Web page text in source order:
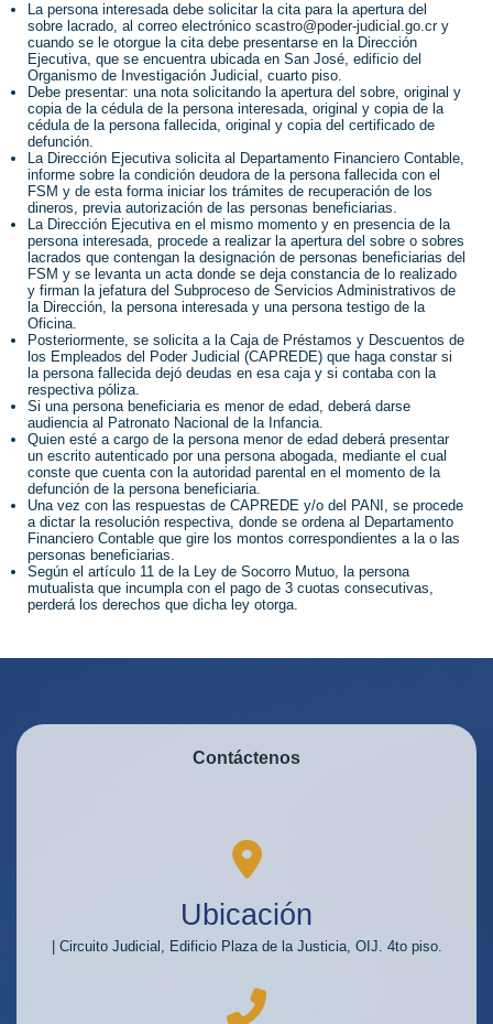
La persona interesada debe solicitar la cita para la apertura del
sobre lacrado, al correo electrónico scastro@poder-judicial.go.cry
cuando se le otorgue la cita debe presentarse en la Dirección
Ejecutiva, que se encuentra ubicada en San José, edificio del
Organismo de Investigación Judicial, cuarto piso.
Debe presentar: una nota solicitando la apertura del sobre, original y
copia de la cédula de la persona interesada, original y copia de la
cédula de la persona fallecida, original y copia del certificado de
defunción.
La Dirección Ejecutiva solicita al Departamento Financiero Contable,
informe sobre la condición deudora de la persona fallecida con el
FSM y de esta forma iniciar los trámites de recuperación de los
dineros, previa autorización de las personas beneficiarias.
La Dirección Ejecutiva en el mismo momento y en presencia de la
persona interesada, procede a realizar la apertura del sobre o sobres
lacrados que contengan la designación de personas beneficiarias del
FSM y se levanta un acta donde se deja constancia de lo realizado
y firman la jefatura del Subproceso de Servicios Administrativos de
la Dirección, la persona interesada y una persona testigo de la
Oficina.
Posteriormente, se solicita a la Caja de Préstamos y Descuentos de
los Empleados del Poder Judicial (CAPREDE) que haga constar si
la persona fallecida dejó deudas en esa caja y si contaba con la
respectiva póliza.
Si una persona beneficiaria es menor de edad, deberá darse
audiencia al Patronato Nacional de la Infancia.
Quien esté a cargo de la persona menor de edad deberá presentar
un escrito autenticado por una persona abogada, mediante el cual
conste que cuenta con la autoridad parental en el momento de la
defunción de la persona beneficiaria.
Una vez con las respuestas de CAPREDE y/o del PANI, se procede
a dictar la resolución respectiva, donde se ordena al Departamento
Financiero Contable que gire los montos correspondientes a la o las
personas beneficiarias.
Según el artículo 11 de la Ley de Socorro Mutuo, la persona
mutualista que incumpla con el pago de 3 cuotas consecutivas,
perderá los derechos que dicha ley otorga.
Contáctenos
Ubicación
| Circuito Judicial, Edificio Plaza de la Justicia, OIJ. 4to piso.